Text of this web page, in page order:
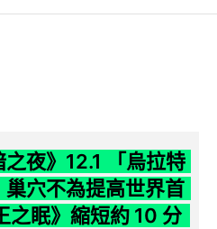
之夜》12.1 「烏拉特
穴不為提高世界首
之眠》縮短約 10 分